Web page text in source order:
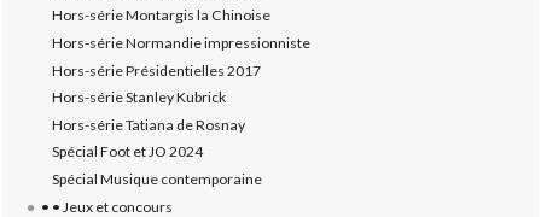
Hors-série Montargis la Chinoise
Hors-série Normandie impressionniste
Hors-série Présidentielles 2017
Hors-série Stanley Kubrick
Hors-série Tatiana de Rosnay
Spécial Foot et JO 2024
Spécial Musique contemporaine
• • Jeux et concours